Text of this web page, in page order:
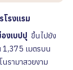
รงเเรม
งเบปปุ ขึ้นไปยัง
เมตรบน
นรามาสวยงาม